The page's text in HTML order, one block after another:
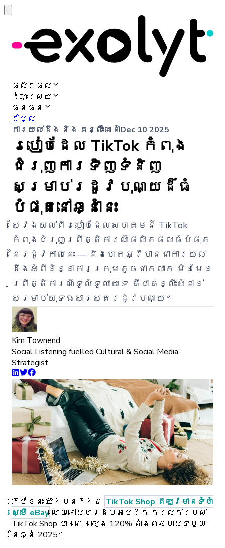
ផលិតផល
ដំណោះស្រាយ
ធនធាន
តម្លៃ
ការយល់ដឹង និង គន្លឹះណែនាំDec 10 2025
របៀបដែល TikTok កំពុង
ជំរុញការទិញទំនិញ
សម្រាប់រដូវបុណ្យដ៏ធំ
បំផុតនៅឆ្នាំនេះ
ស្វែងយល់ពីរបៀបដែលសហគមន៍ TikTok
កំពុងជំរុញព្រឹត្តិការណ៍ផលិតផលធំបំផុត
នៃរដូវកាលនេះ — និងហេតុអ្វីបានជាការយល់
ដឹងអំពីនិន្នាការក្រុមតូចជាក់លាក់ មិនមែន
ព្រឹត្តិការណ៍ទូលំទូលាយទេ គឺជាគន្លឹះសំខាន់
សម្រាប់យុទ្ធសាស្ត្ររដូវបុណ្យ។
Kim Townend
Social Listening fuelled Cultural & Social Media
Strategist
ដើមខែនេះ យើងបានដឹងថា TikTok Shop ឥឡូវមានទំហំ
ស្មើ eBay ហើយនៅសហរដ្ឋអាមេរិក ការលក់របស់
TikTok Shop បានកើនឡើង 120% តាំងពីឆមាសទីមួយ
នៃឆ្នាំ 2025។